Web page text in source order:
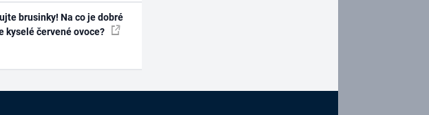
brusinky! Na co je dobré
kyselé červené ovoce?